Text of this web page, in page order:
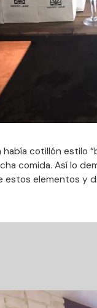
había cotillón estilo
comida. Así lo
estos elementos y